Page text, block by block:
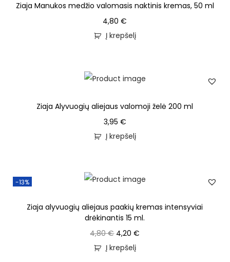
Ziaja Manukos medžio valomasis naktinis kremas, 50 ml
4,80€
Į krepšelį
Ziaja Alyvuogių aliejaus valomoji želė 200 ml
3,95 €
Į krepšelį
-13%
Ziaja alyvuogių aliejaus paakių kremas intensyviai
drėkinantis 15 ml.
4,80€ 4,20€
Į krepšelį